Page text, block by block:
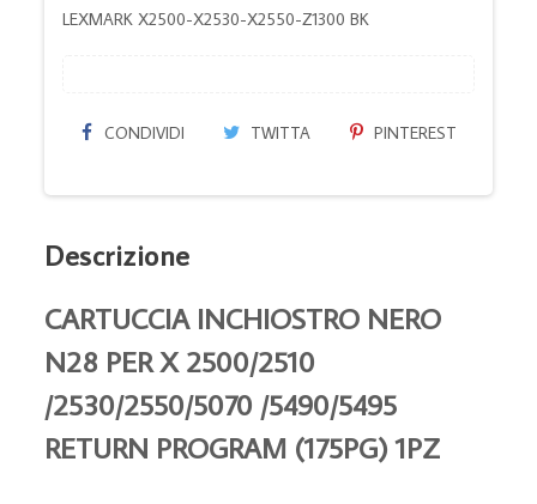
LEXMARK X2500-X2530-X2550-Z1300 BK
CONDIVIDI TWITTA PINTEREST
Descrizione
CARTUCCIA INCHIOSTRO NERO
N28 PER X 2500/2510
/2530/2550/5070 /5490/5495
RETURN PROGRAM (175PG) 1PZ